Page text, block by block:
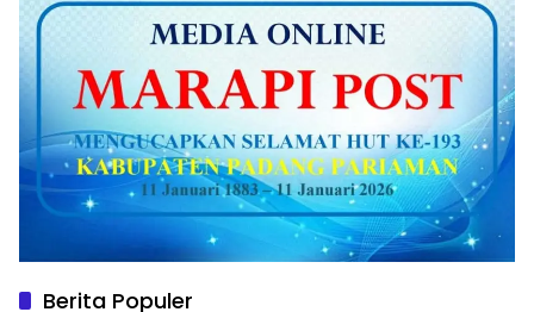
Berita Populer